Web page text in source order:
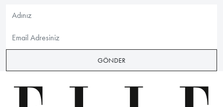
GÖNDER